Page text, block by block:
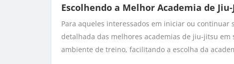
Escolhendo a Melhor Academia de
Para aqueles interessados em iniciar ou
detalhada das melhores academias de jiu-jitsu
ambiente de treino, facilitando a escolha da